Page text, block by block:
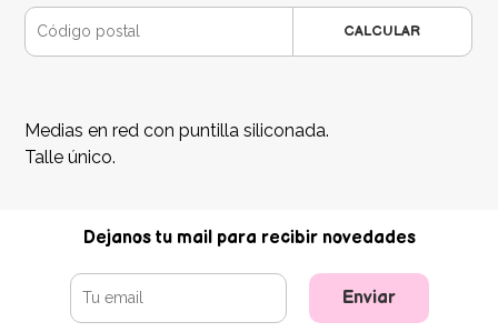
CALCULAR
Medias en red con puntilla siliconada.
Talle único.
Dejanos tu mail para recibir novedades
Enviar